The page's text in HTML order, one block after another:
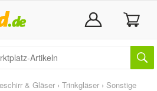
& Gläser › Trinkgläser › Sonstige